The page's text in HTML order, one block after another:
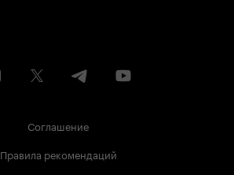
Соглашение
Правила рекомендаций